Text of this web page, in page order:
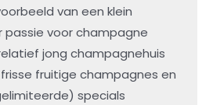
van een klein
passie voor champagne
jong champagnehuis
fruitige champagnes en
specials